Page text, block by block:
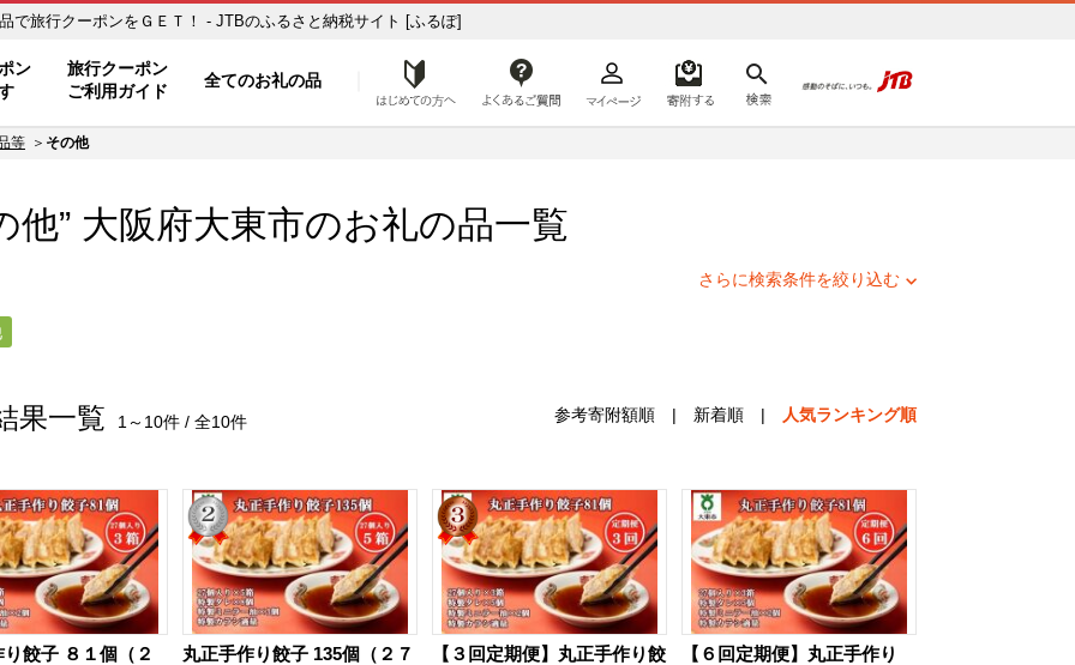
の品一覧 ふるさと納税の返礼品で旅行クーポンをＧＥＴ！ - JTBのふるさと納税サイト [ふるぽ]
ン
旅行クーポン
ご利用ガイド
全てのお礼の品 はじめての方へ
等 その他
他” 大阪府大東市のお礼の品一覧
さらに検索条件を絞り込む
果一覧 1～10件 / 全10件 参考寄附額順 | 新着順 | 人気ランキング順
餃子 ８１個（２
丸正手作り餃子 135個（２７
【３回定期便】丸正手作り餃
【６回定期便】丸正手作り